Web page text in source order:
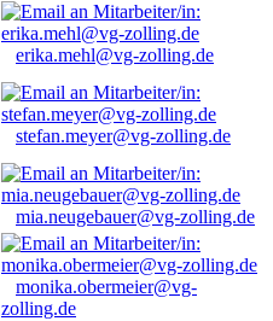
erika.mehl@vg-zolling.de
stefan.meyer@vg-zolling.de
mia.neugebauer@vg-zolling.de
monika.obermeier@vg-
zolling.de